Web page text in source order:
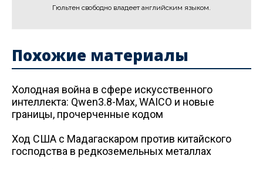
Гюльтен свободно владеет английским языком.
Похожие материалы
Холодная война в сфере искусственного
интеллекта: Qwen3.8-Max, WAICO и новые
границы, прочерченные кодом
Ход США с Мадагаскаром против китайского
господства в редкоземельных металлах